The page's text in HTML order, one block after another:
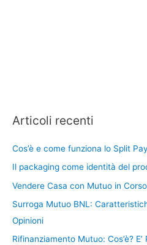
Articoli recenti
Cos’è e come funziona lo Split
Il packaging come identità del
Vendere Casa con Mutuo in
Surroga Mutuo BNL:
Opinioni
Rifinanziamento Mutuo: Cos’è?